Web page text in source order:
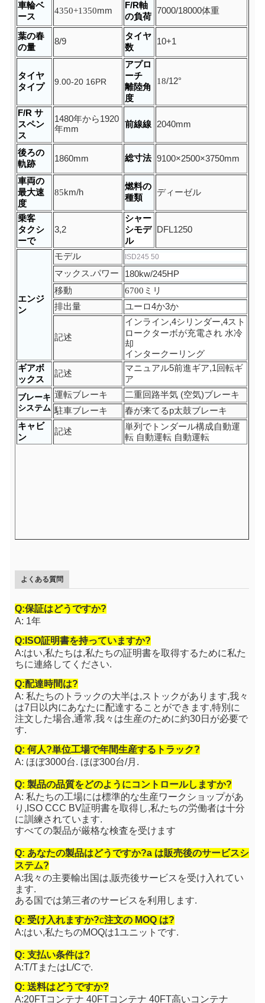
車輪ベ
ース
4350+1350mm
F/R軸
の負荷
7000/18000体重
葉の春
の量
8/9
タイヤ
数
10+1
タイヤ
タイプ
9.00-20 16PR
アプロ
ーチ
離陸角
度
18/12°
F/R サ
スペン
ス
1480年から1920
年mm 前線線 2040mm
後ろの
軌跡
1860mm 総寸法 9100×2500×3750mm
車両の
最大速
度
85km/h
燃料の
種類
ディーゼル
乗客
タクシ
ーで
3,2
シャー
シモデ
ル
DFL1250
エンジ
ン
モデル ISD245 50
マックス.パワー 180kw/245HP
移動
6700 ミリ
排出量
ユーロ4か3か
記述
インライン,4シリンダー,4スト
ローク ターボが充電され 水冷
却
インタークーリング
ギアボ
ックス
記述
マニュアル5前進ギア,1回転ギ
ア
ブレーキ
システム
運転ブレーキ 二重回路半気 (空気)ブレーキ
駐車ブレーキ
春が来てるp太鼓ブレーキ
キャビ
ン
記述 単列で トンダール構成自動運
転 自動運転 自動運転
よくある質問
Q:保証はどうですか?
A: 1年
Q:ISO証明書を持っていますか?
A:はい,私たちは,私たちの証明書を取得するために私た
ちに連絡してください.
Q:配達時間は?
A: 私たちのトラックの大半は,ストックがあります,我々
は7日以内にあなたに配達することができます,特別に
注文した場合,通常,我々は生産のために約30日が必要で
す.
Q: 何人?単位工場で年間生産するトラック?
A: ほぼ3000台. ほぼ300台/月.
Q: 製品の品質をどのようにコントロールしますか?
A: 私たちの工場には標準的な生産ワークショップがあ
り,ISO CCC BV証明書を取得し,私たちの労働者は十分
に訓練されています.
すべての製品が厳格な検査を受けます
Q: あなたの製品はどうですか?a は販売後のサービスシ
ステム?
A:我々の主要輸出国は,販売後サービスを受け入れてい
ます.
ある国では第三者のサービスを利用します.
Q: 受け入れますか?c注文の MOQ は?
A:はい,私たちのMOQは1ユニットです.
Q: 支払い条件は?
A:T/TまたはL/Cで.
Q: 送料はどうですか?
A:20FTコンテナ 40FTコンテナ 40FT高いコンテナ